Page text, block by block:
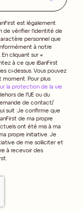
est légalement
de vérifier l’identité de
personnel que
à notre
. En cliquant sur «
à ce que iBanFirst
ci-dessus. Vous pouvez
moment. Pour plus
la protection de la vie
de l'UE ou du
de contact/
suit :Je confirme que
de ma propre
ont été mis à ma
propre initiative. Je
de me solliciter et
à recevoir des